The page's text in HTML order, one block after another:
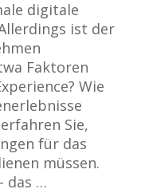
digitale
ist der
Faktoren
Wie
Sie,
für das
müssen.
das …